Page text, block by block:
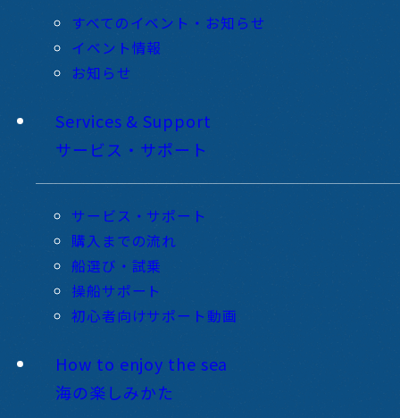
すべてのイベント・お知らせ
イベント情報
お知らせ
Services & Support
サービス・サポート
サービス・サポート
購入までの流れ
船選び・試乗
操船サポート
初心者向けサポート動画
How to enjoy the sea
海の楽しみかた